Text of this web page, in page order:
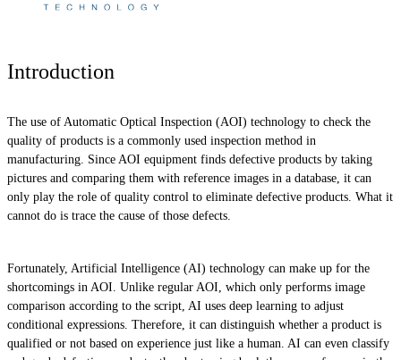
Introduction
The use of Automatic Optical Inspection (AOI) technology to check the
quality of products is a commonly used inspection method in
manufacturing. Since AOI equipment finds defective products by taking
pictures and comparing them with reference images in a database, it can
only play the role of quality control to eliminate defective products. What it
cannot do is trace the cause of those defects.
Fortunately, Artificial Intelligence (AI) technology can make up for the
shortcomings in AOI. Unlike regular AOI, which only performs image
comparison according to the script, AI uses deep learning to adjust
conditional expressions. Therefore, it can distinguish whether a product is
qualified or not based on experience just like a human. AI can even classify